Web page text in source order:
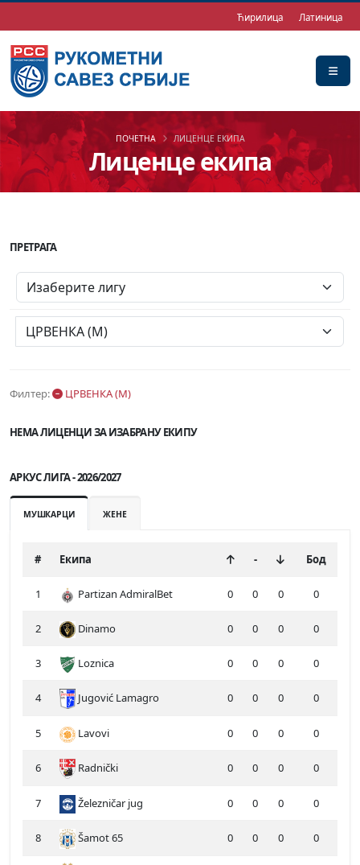
Ћирилица Латиница
Лиценце екипа
ПОЧЕТНА ЛИЦЕНЦЕ ЕКИПА
Филтер: ЦРВЕНКА (М)
НЕМА ЛИЦЕНЦИ ЗА ИЗАБРАНУ ЕКИПУ
ПРЕТРАГА
АРКУС ЛИГА - 2026/2027
МУШКАРЦИ ЖЕНЕ
# Екипа - Бод
1 Partizan AdmiralBet 0 0 0 0
2 Dinamo 0 0 0 0
3 Loznica 0 0 0 0
4 Jugović Lamagro 0 0 0 0
5 Lavovi 0 0 0 0
6 Radnički 0 0 0 0
7 Železničar jug 0 0 0 0
8 Šamot 65 0 0 0 0